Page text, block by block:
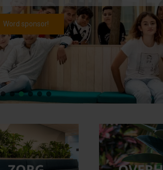
Word sponsor!